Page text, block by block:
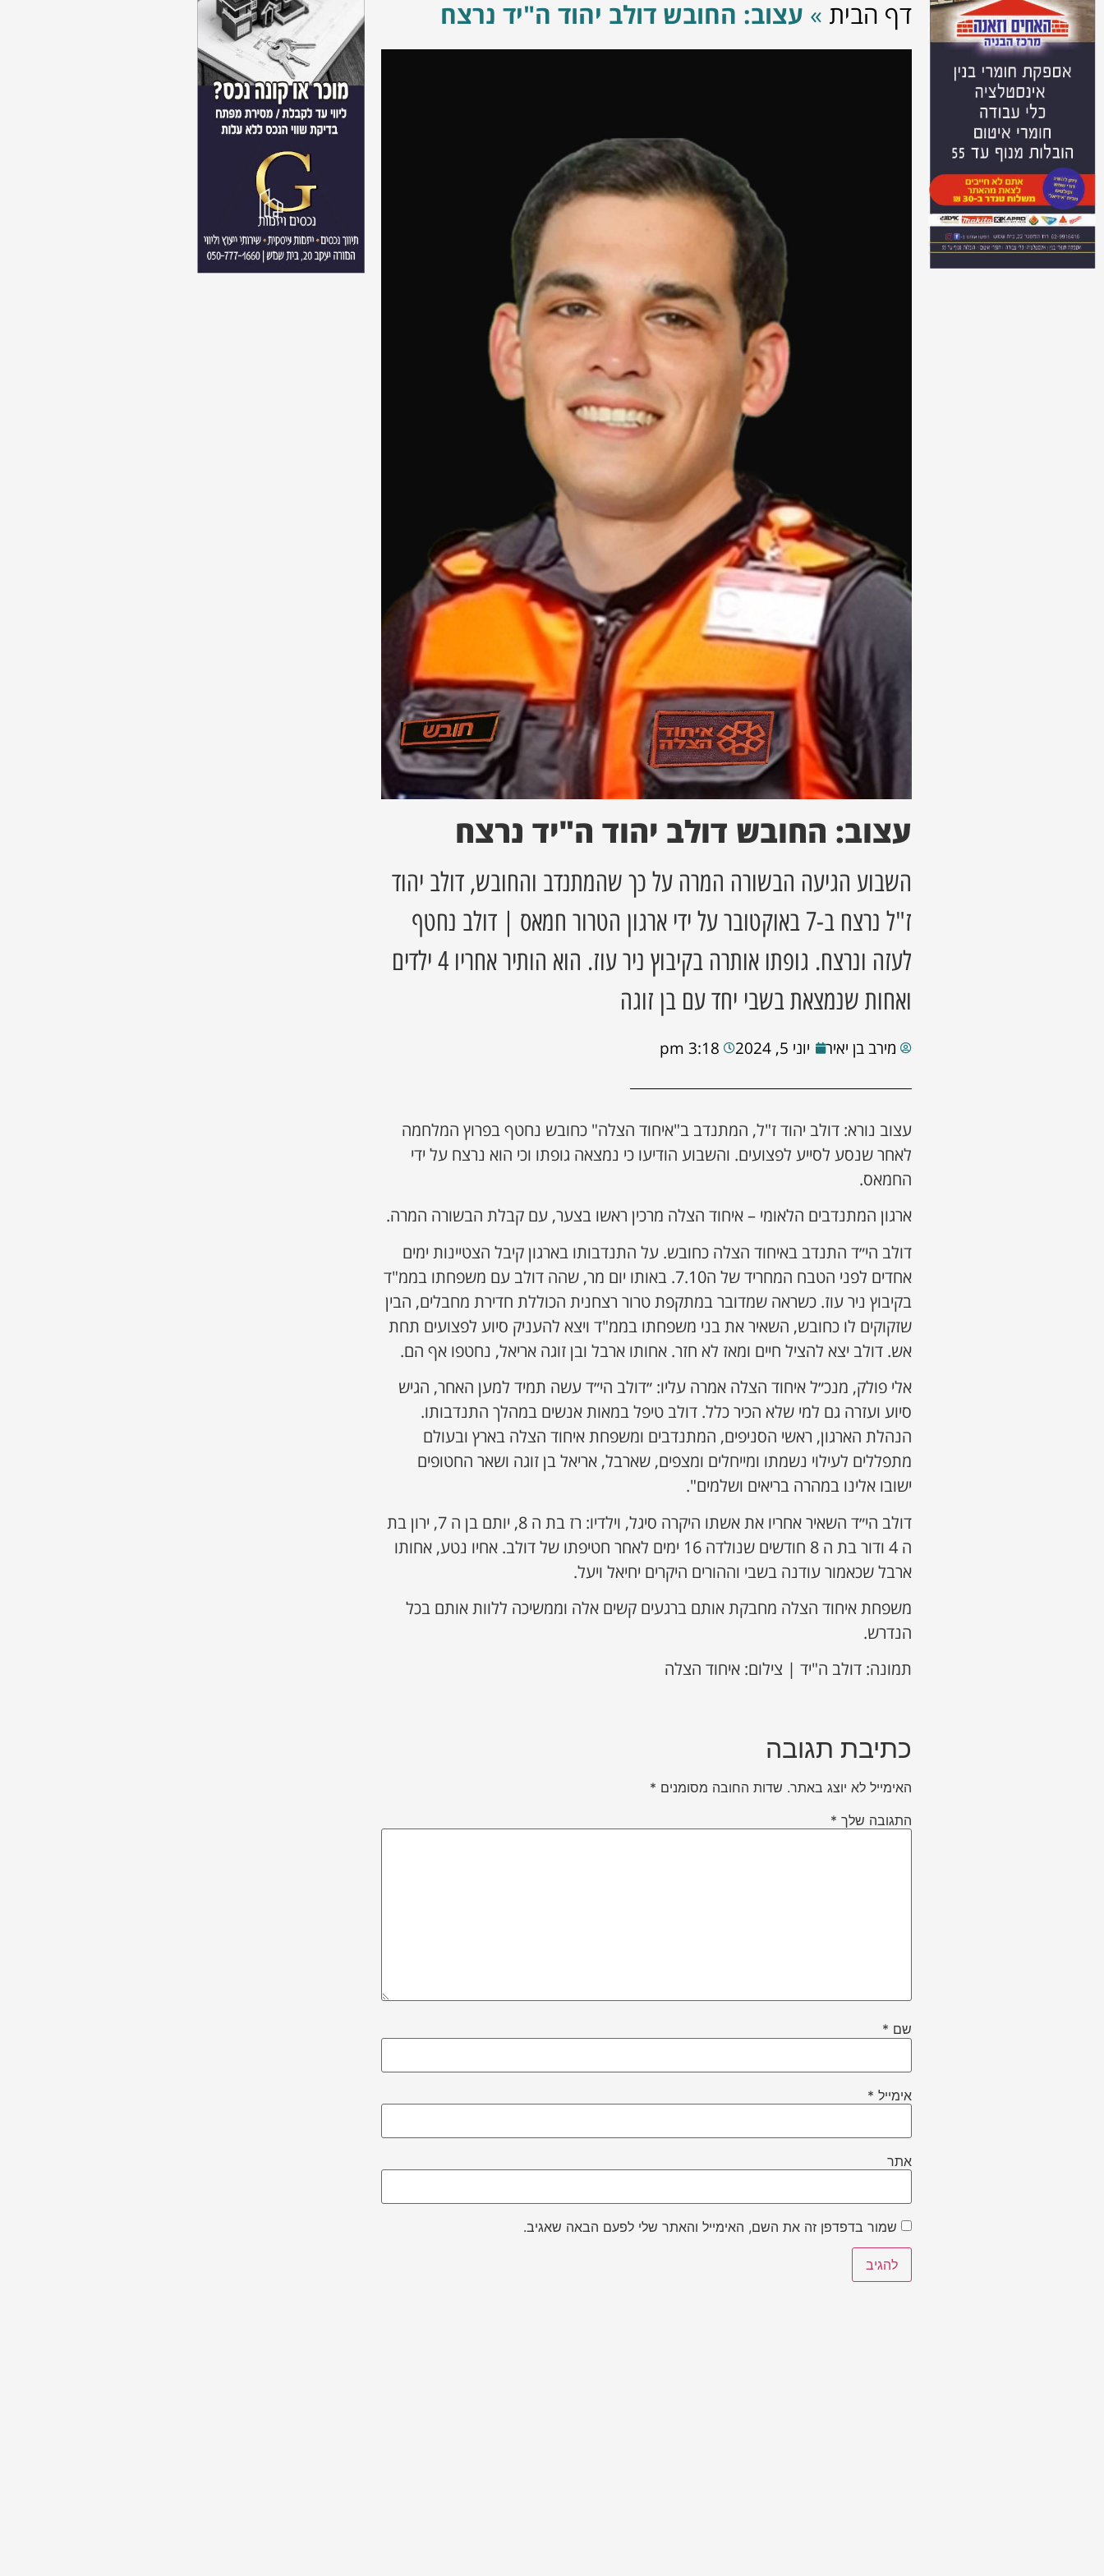
דף הבית » עצוב: החובש דולב יהוד ה"יד נרצח
עצוב: החובש דולב יהוד ה"יד נרצח
השבוע הגיעה הבשורה המרה על כך שהמתנדב והחובש, דולב יהוד
ז"ל נרצח ב-7 באוקטובר על ידי ארגון הטרור חמאס | דולב נחטף
לעזה ונרצח. גופתו אותרה בקיבוץ ניר עוז. הוא הותיר אחריו 4 ילדים
ואחות שנמצאת בשבי יחד עם בן זוגה
מירב בן יאיר יוני 5, 2024 3:18 pm
עצוב נורא: דולב יהוד ז"ל, המתנדב ב"איחוד הצלה" כחובש נחטף בפרוץ המלחמה
לאחר שנסע לסייע לפצועים. והשבוע הודיעו כי נמצאה גופתו וכי הוא נרצח על ידי
החמאס.
ארגון המתנדבים הלאומי – איחוד הצלה מרכין ראשו בצער, עם קבלת הבשורה המרה.
דולב הי״ד התנדב באיחוד הצלה כחובש. על התנדבותו בארגון קיבל הצטיינות ימים
אחדים לפני הטבח המחריד של ה7.10. באותו יום מר, שהה דולב עם משפחתו בממ"ד
בקיבוץ ניר עוז. כשראה שמדובר במתקפת טרור רצחנית הכוללת חדירת מחבלים, הבין
שזקוקים לו כחובש, השאיר את בני משפחתו בממ"ד ויצא להעניק סיוע לפצועים תחת
אש. דולב יצא להציל חיים ומאז לא חזר. אחותו ארבל ובן זוגה אריאל, נחטפו אף הם.
אלי פולק, מנכ״ל איחוד הצלה אמרה עליו: ״דולב הי״ד עשה תמיד למען האחר, הגיש
סיוע ועזרה גם למי שלא הכיר כלל. דולב טיפל במאות אנשים במהלך התנדבותו.
הנהלת הארגון, ראשי הסניפים, המתנדבים ומשפחת איחוד הצלה בארץ ובעולם
מתפללים לעילוי נשמתו ומייחלים ומצפים, שארבל, אריאל בן זוגה ושאר החטופים
ישובו אלינו במהרה בריאים ושלמים".
דולב הי״ד השאיר אחריו את אשתו היקרה סיגל, וילדיו: רז בת ה 8, יותם בן ה 7, ירון בת
ה 4 ודור בת ה 8 חודשים שנולדה 16 ימים לאחר חטיפתו של דולב. אחיו נטע, אחותו
ארבל שכאמור עודנה בשבי וההורים היקרים יחיאל ויעל.
משפחת איחוד הצלה מחבקת אותם ברגעים קשים אלה וממשיכה ללוות אותם בכל
הנדרש.
תמונה: דולב ה"יד | צילום: איחוד הצלה
כתיבת תגובה
האימייל לא יוצג באתר. שדות החובה מסומנים *
התגובה שלך *
שם *
אימייל *
אתר
שמור בדפדפן זה את השם, האימייל והאתר שלי לפעם הבאה שאגיב.